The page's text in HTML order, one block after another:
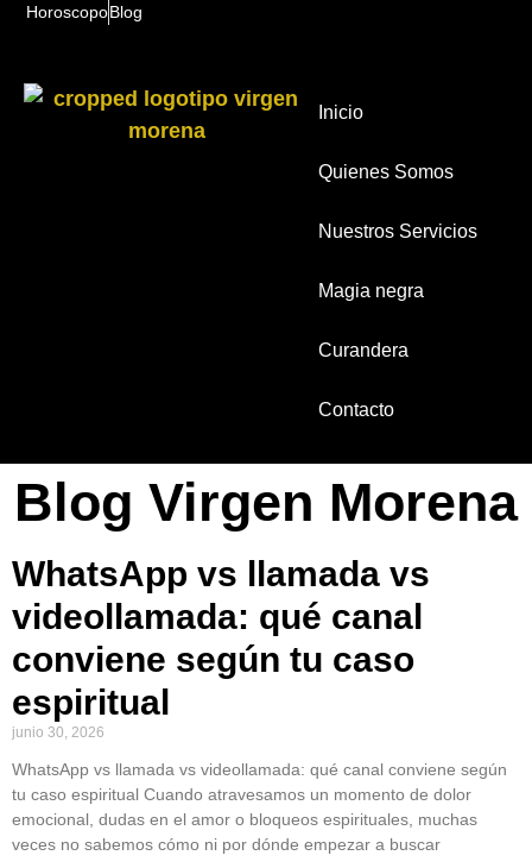
HoroscopoBlog
Inicio
Quienes Somos
Nuestros Servicios
Magia negra
Curandera
Contacto
Blog Virgen Morena
WhatsApp vs llamada vs
videollamada: qué canal
conviene según tu caso
espiritual
junio 30, 2026
WhatsApp vs llamada vs videollamada: qué canal conviene según
tu caso espiritual Cuando atravesamos un momento de dolor
emocional, dudas en el amor o bloqueos espirituales, muchas
veces no sabemos cómo ni por dónde empezar a buscar